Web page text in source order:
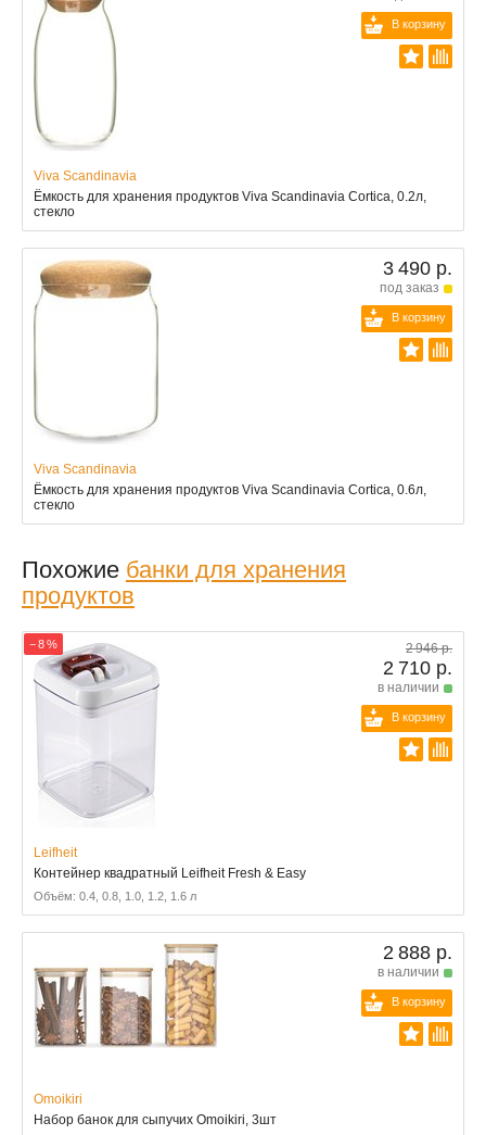
В корзину
Viva Scandinavia
Ёмкость для хранения продуктов Viva Scandinavia Cortica, 0.2л,
стекло
3 490 р.
под заказ
В корзину
Viva Scandinavia
Ёмкость для хранения продуктов Viva Scandinavia Cortica, 0.6л,
стекло
Похожие банки для хранения
продуктов
− 8 % 2 946 р.
2 710 р.
в наличии
В корзину
Leifheit
Контейнер квадратный Leifheit Fresh & Easy
Объём: 0.4, 0.8, 1.0, 1.2, 1.6 л
2 888 р.
в наличии
В корзину
Omoikiri
Набор банок для сыпучих Omoikiri, 3шт